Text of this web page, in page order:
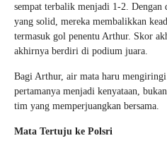
sempat terbalik menjadi 1-2. Dengan
yang solid, mereka membalikkan
termasuk gol penentu Arthur. Skor
akhirnya berdiri di podium juara.
Bagi Arthur, air mata haru
pertamanya menjadi kenyataan,
tim yang memperjuangkan bersama.
Mata Tertuju ke Polsri